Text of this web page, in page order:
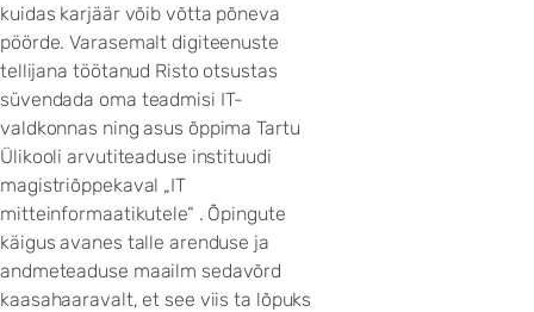
kuidas karjäär võib võtta põneva
pöörde. Varasemalt digiteenuste
tellijana töötanud Risto otsustas
süvendada oma teadmisi IT-
valdkonnas ning asus õppima Tartu
Ülikooli arvutiteaduse instituudi
magistriõppekaval „IT
mitteinformaatikutele“ . Õpingute
käigus avanes talle arenduse ja
andmeteaduse maailm sedavõrd
kaasahaaravalt, et see viis ta lõpuks